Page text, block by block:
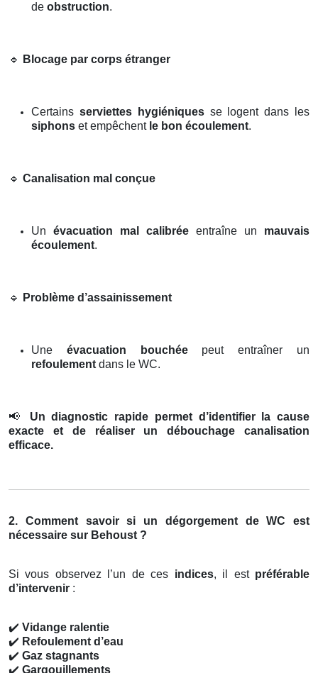
de obstruction.
🔹 Blocage par corps étranger
Certains serviettes hygiéniquesse logent dans les
siphons et empêchent le bon écoulement.
🔹 Canalisation mal conçue
Un évacuation mal calibrée entraîne un mauvais
écoulement.
🔹 Problème d’assainissement
Une évacuation bouchéepeut entraîner un
refoulement dans le WC.
📢
Un diagnostic rapide permet d’identifier la cause
exacte et de réaliser un débouchage canalisation
efficace.
2. Comment savoir si un dégorgement de WC est
nécessaire sur Behoust ?
Si vous observez l’un de ces indices, il est préférable
d’intervenir :
✔️ Vidange ralentie
✔️ Refoulement d’eau
✔️ Gaz stagnants
✔️ Gargouillements